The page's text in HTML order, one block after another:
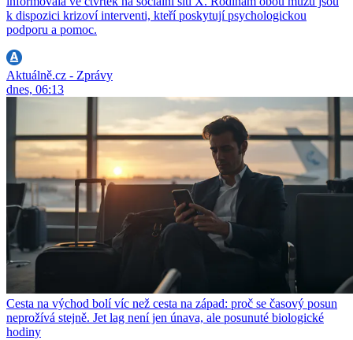
k dispozici krizoví interventi, kteří poskytují psychologickou
podporu a pomoc.
Aktuálně.cz - Zprávy
dnes, 06:13
Cesta na východ bolí víc než cesta na západ: proč se časový posun
neprožívá stejně. Jet lag není jen únava, ale posunuté biologické
hodiny